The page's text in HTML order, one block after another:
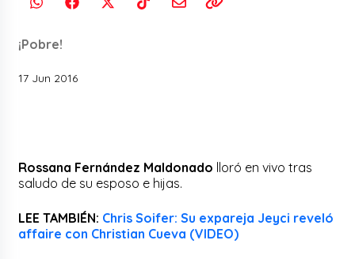
¡Pobre!
17 Jun 2016
Rossana Fernández Maldonado lloró en vivo tras
saludo de su esposo e hijas.
LEE TAMBIÉN: Chris Soifer: Su expareja Jeyci reveló
affaire con Christian Cueva (VIDEO)